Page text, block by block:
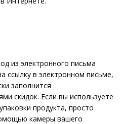
из электронного письма
ссылку в электронном письме,
заполнится
скидок. Если вы используете
продукта, просто
камеры вашего